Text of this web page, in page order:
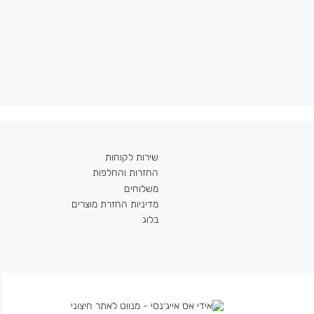
שירות לקוחות
החזרות והחלפות
משלוחים
מדיניות החזרת מוצרים
בלוג